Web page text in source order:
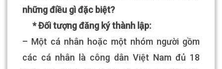
những điều gì đặc biệt?
* Đối tượng đăng ký thành lập:
– Một cá nhân hoặc một nhóm người gồm
các cá nhân là công dân Việt Nam đủ 18